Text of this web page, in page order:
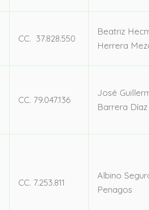
CC. 37.828.550
Beatriz
Herrera
CC. 79.047.136
José
Barrera Díaz
CC. 7.253.811
Albino
Penagos